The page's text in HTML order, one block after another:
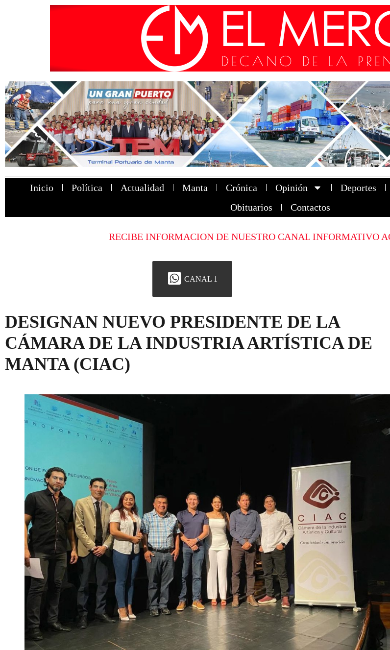
Inicio Política Actualidad Manta Crónica Opinión Deportes
Obituarios
Contactos
RECIBE INFORMACION DE NUESTRO CANAL INFORMATIVO
CANAL 1
DESIGNAN NUEVO PRESIDENTE DE LA
CÁMARA DE LA INDUSTRIA ARTÍSTICA DE
MANTA (CIAC)